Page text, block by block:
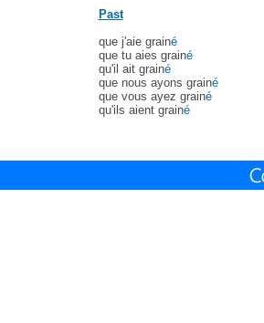
Past
que j'aie grainé
que tu aies grainé
qu'il ait grainé
que nous ayons grainé
que vous ayez grainé
qu'ils aient grainé